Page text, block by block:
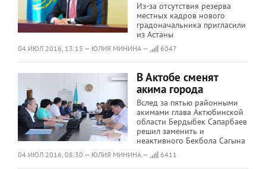
Из-за отсутствия резерва
местных кадров нового
градоначальника пригласили
из Астаны
04 ИЮЛ 2016, 13:15 — ЮЛИЯ МИНИНА — 6047
В Актобе сменят
акима города
Вслед за пятью районными
акимами глава Актюбинской
области Бердыбек Сапарбаев
решил заменить и
неактивного Бекбола Сагына
04 ИЮЛ 2016, 08:30 — ЮЛИЯ МИНИНА — 6411